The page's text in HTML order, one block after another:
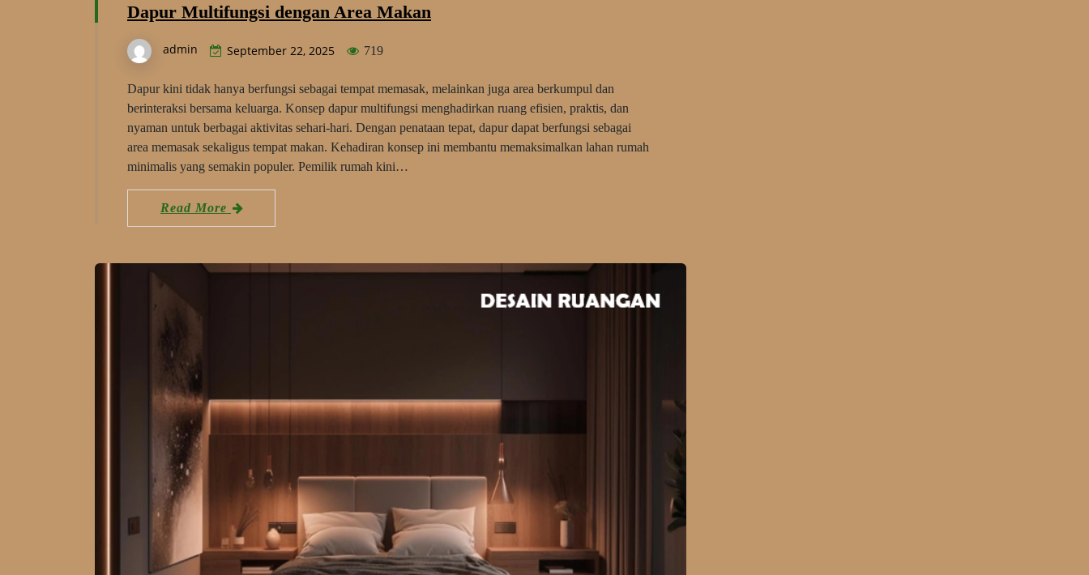
Dapur Multifungsi dengan Area Makan
admin September 22, 2025 719
Dapur kini tidak hanya berfungsi sebagai tempat memasak, melainkan juga area berkumpul dan
berinteraksi bersama keluarga. Konsep dapur multifungsi menghadirkan ruang efisien, praktis, dan
nyaman untuk berbagai aktivitas sehari-hari. Dengan penataan tepat, dapur dapat berfungsi sebagai
area memasak sekaligus tempat makan. Kehadiran konsep ini membantu memaksimalkan lahan rumah
minimalis yang semakin populer. Pemilik rumah kini…
Read More